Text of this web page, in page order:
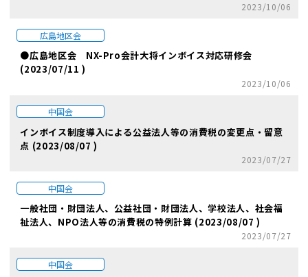
2023/10/06
広島地区会
●広島地区会 NX-Pro会計大将インボイス対応研修会
(2023/07/11 )
2023/10/06
中国会
インボイス制度導入による公益法人等の消費税の変更点・留意
点 (2023/08/07 )
2023/07/27
中国会
一般社団・財団法人、公益社団・財団法人、学校法人、社会福
祉法人、NPO法人等の消費税の特例計算 (2023/08/07 )
2023/07/27
中国会